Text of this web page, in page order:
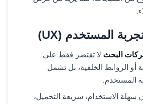
البحث لا تقتصر فقط على
أو الروابط الخلفية، بل تشمل
المستخدم.
سهلة الاستخدام، سريعة التحميل،